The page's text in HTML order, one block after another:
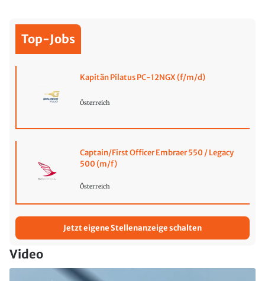
Top-Jobs
Kapitän Pilatus PC-12NGX (f/m/d)
Österreich
Captain/First Officer Embraer 550 / Legacy
500 (m/f)
Österreich
Jetzt eigene Stellenanzeige schalten
Video